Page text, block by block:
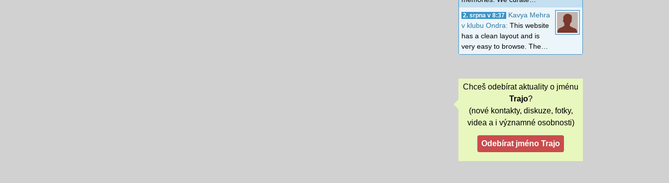
2. srpna v 8:37
Kavya Mehra
v klubu Ondra: This website
has a clean layout and is
very easy to browse. The…
Chceš odebírat aktuality o jménu
Trajo?
(nové kontakty, diskuze, fotky,
videa a i významné osobnosti)